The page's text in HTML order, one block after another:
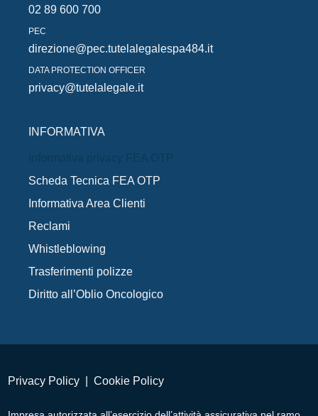
02 89 600 700
PEC
direzione@pec.tutelalegalespa484.it
DATA PROTECTION OFFICER
privacy@tutelalegale.it
INFORMATIVA
Scheda Tecnica FEA OTP
Informativa Area Clienti
Reclami
Whistleblowing
Trasferimenti polizze
Diritto all’Oblio Oncologico
Privacy Policy |Cookie Policy